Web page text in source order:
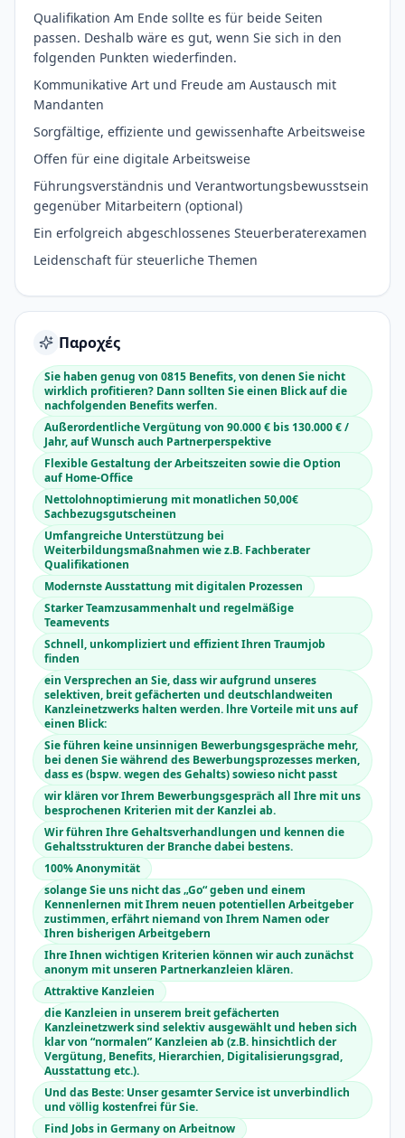
Qualifikation Am Ende sollte es für beide Seiten
passen. Deshalb wäre es gut, wenn Sie sich in den
folgenden Punkten wiederfinden.
Kommunikative Art und Freude am Austausch mit
Mandanten
Sorgfältige, effiziente und gewissenhafte Arbeitsweise
Offen für eine digitale Arbeitsweise
Führungsverständnis und Verantwortungsbewusstsein
gegenüber Mitarbeitern (optional)
Ein erfolgreich abgeschlossenes Steuerberaterexamen
Leidenschaft für steuerliche Themen
Παροχές
Sie haben genug von 0815 Benefits, von denen Sie nicht
wirklich profitieren? Dann sollten Sie einen Blick auf die
nachfolgenden Benefits werfen.
Außerordentliche Vergütung von 90.000 € bis 130.000 € /
Jahr, auf Wunsch auch Partnerperspektive
Flexible Gestaltung der Arbeitszeiten sowie die Option
auf Home-Office
Nettolohnoptimierung mit monatlichen 50,00€
Sachbezugsgutscheinen
Umfangreiche Unterstützung bei
Weiterbildungsmaßnahmen wie z.B. Fachberater
Qualifikationen
Modernste Ausstattung mit digitalen Prozessen
Starker Teamzusammenhalt und regelmäßige
Teamevents
Schnell, unkompliziert und effizient Ihren Traumjob
finden
ein Versprechen an Sie, dass wir aufgrund unseres
selektiven, breit gefächerten und deutschlandweiten
Kanzleinetzwerks halten werden. lhre Vorteile mit uns auf
einen Blick:
Sie führen keine unsinnigen Bewerbungsgespräche mehr,
bei denen Sie während des Bewerbungsprozesses merken,
dass es (bspw. wegen des Gehalts) sowieso nicht passt
wir klären vor Ihrem Bewerbungsgespräch all Ihre mit uns
besprochenen Kriterien mit der Kanzlei ab.
Wir führen Ihre Gehaltsverhandlungen und kennen die
Gehaltsstrukturen der Branche dabei bestens.
100% Anonymität
solange Sie uns nicht das „Go“ geben und einem
Kennenlernen mit Ihrem neuen potentiellen Arbeitgeber
zustimmen, erfährt niemand von Ihrem Namen oder
Ihren bisherigen Arbeitgebern
Ihre Ihnen wichtigen Kriterien können wir auch zunächst
anonym mit unseren Partnerkanzleien klären.
Attraktive Kanzleien
die Kanzleien in unserem breit gefächerten
Kanzleinetzwerk sind selektiv ausgewählt und heben sich
klar von “normalen” Kanzleien ab (z.B. hinsichtlich der
Vergütung, Benefits, Hierarchien, Digitalisierungsgrad,
Ausstattung etc.).
Und das Beste: Unser gesamter Service ist unverbindlich
und völlig kostenfrei für Sie.
Find Jobs in Germany on Arbeitnow